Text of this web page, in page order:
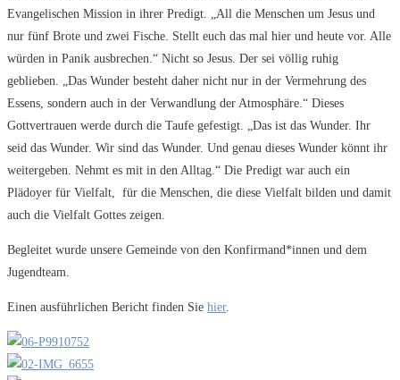
Evangelischen Mission in ihrer Predigt. „All die Menschen um Jesus und
nur fünf Brote und zwei Fische. Stellt euch das mal hier und heute vor. Alle
würden in Panik ausbrechen.“ Nicht so Jesus. Der sei völlig ruhig
geblieben. „Das Wunder besteht daher nicht nur in der Vermehrung des
Essens, sondern auch in der Verwandlung der Atmosphäre.“ Dieses
Gottvertrauen werde durch die Taufe gefestigt. „Das ist das Wunder. Ihr
seid das Wunder. Wir sind das Wunder. Und genau dieses Wunder könnt ihr
weitergeben. Nehmt es mit in den Alltag.“ Die Predigt war auch ein
Plädoyer für Vielfalt, für die Menschen, die diese Vielfalt bilden und damit
auch die Vielfalt Gottes zeigen.
Begleitet wurde unsere Gemeinde von den Konfirmand*innen und dem
Jugendteam.
Einen ausführlichen Bericht finden Sie hier.